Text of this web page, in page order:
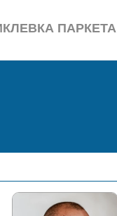
ПАРКЕТА